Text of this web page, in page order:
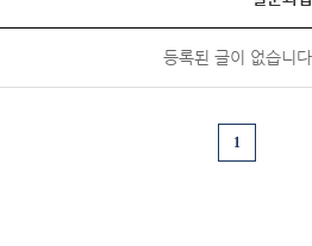
등록된 글이 없습니다.
1